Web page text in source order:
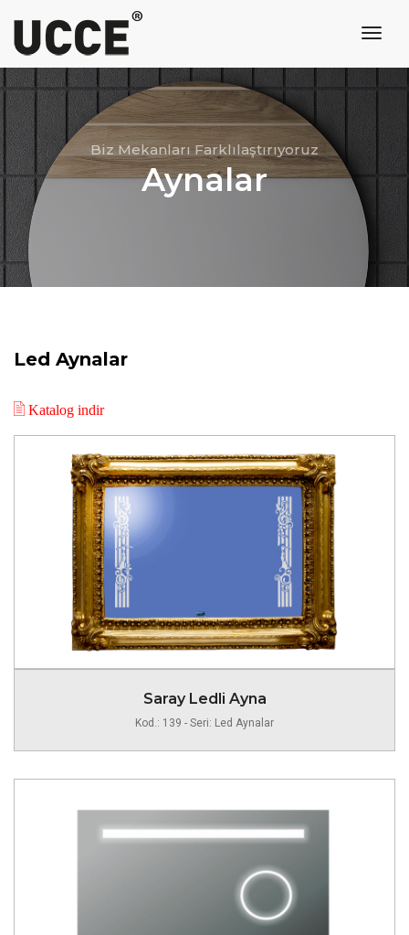
Biz Mekanları Farklılaştırıyoruz
Aynalar
Led Aynalar
Katalog indir
Saray Ledli Ayna
Kod.: 139 - Seri: Led Aynalar